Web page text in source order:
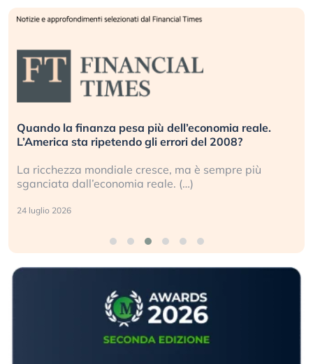
Quando la finanza pesa più dell’economia reale.
L’America sta ripetendo gli errori del 2008?
La ricchezza mondiale cresce, ma è sempre più
sganciata dall’economia reale. (…)
24 luglio 2026